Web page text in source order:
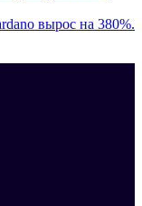
вырос на 380%.